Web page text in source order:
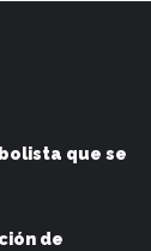
que se
de